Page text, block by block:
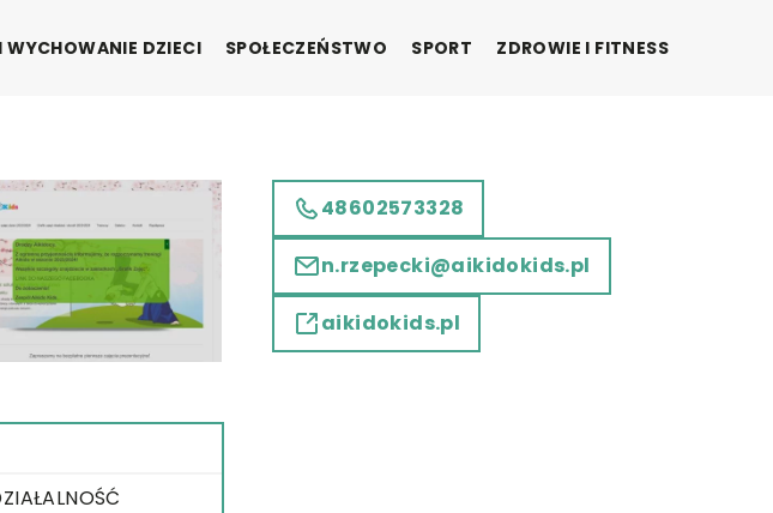
WYCHOWANIE DZIECI SPOŁECZEŃSTWO SPORT ZDROWIE I FITNESS
48602573328
n.rzepecki@aikidokids.pl
aikidokids.pl